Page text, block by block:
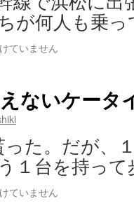
が何人も乗
ていません
ないケータ
た。だが、
１台を持っ
ていません